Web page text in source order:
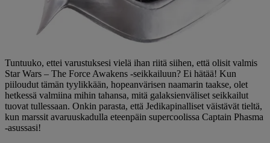
Tuntuuko, ettei varustuksesi vielä ihan riitä siihen, että olisit valmis
Star Wars – The Force Awakens -seikkailuun? Ei hätää! Kun
piiloudut tämän tyylikkään, hopeanvärisen naamarin taakse, olet
hetkessä valmiina mihin tahansa, mitä galaksienväliset seikkailut
tuovat tullessaan. Onkin parasta, että Jedikapinalliset väistävät tieltä,
kun marssit avaruuskadulla eteenpäin supercoolissa Captain Phasma
-asussasi!